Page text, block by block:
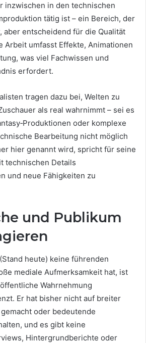
inzwischen in den technischen
tätig ist – ein Bereich, der
aber entscheidend für die Qualität
Arbeit umfasst Effekte, Animationen
was viel Fachwissen und
erfordert.
tragen dazu bei, Welten zu
als real wahrnimmt – sei es
oder komplexe
Bearbeitung nicht möglich
hier genannt wird, spricht für seine
technischen Details
und neue Fähigkeiten zu
und Publikum
heute) keine führenden
mediale Aufmerksamkeit hat, ist
Wahrnehmung
Er hat bisher nicht auf breiter
oder bedeutende
und es gibt keine
Hintergrundberichte oder